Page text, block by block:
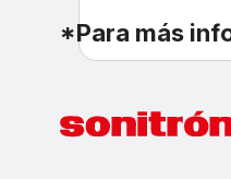
*Para más